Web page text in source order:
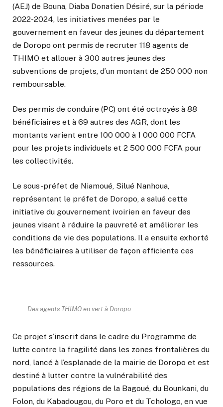
(AEJ) de Bouna, Diaba Donatien Désiré, sur la période
2022-2024, les initiatives menées par le
gouvernement en faveur des jeunes du département
de Doropo ont permis de recruter 118 agents de
THIMO et allouer à 300 autres jeunes des
subventions de projets, d’un montant de 250 000 non
remboursable.
Des permis de conduire (PC) ont été octroyés à 88
bénéficiaires et à 69 autres des AGR, dont les
montants varient entre 100 000 à 1 000 000 FCFA
pour les projets individuels et 2 500 000 FCFA pour
les collectivités.
Le sous-préfet de Niamoué, Silué Nanhoua,
représentant le préfet de Doropo, a salué cette
initiative du gouvernement ivoirien en faveur des
jeunes visant à réduire la pauvreté et améliorer les
conditions de vie des populations. Il a ensuite exhorté
les bénéficiaires à utiliser de façon efficiente ces
ressources.
Des agents THIMO en vert à Doropo
Ce projet s’inscrit dans le cadre du Programme de
lutte contre la fragilité dans les zones frontalières du
nord, lancé à l’esplanade de la mairie de Doropo et est
destiné à lutter contre la vulnérabilité des
populations des régions de la Bagoué, du Bounkani, du
Folon, du Kabadougou, du Poro et du Tchologo, en vue